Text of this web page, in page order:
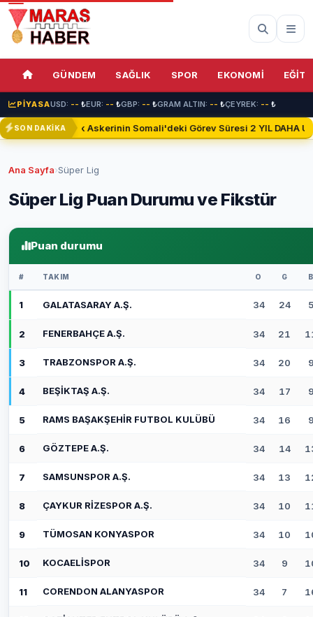
GÜNDEM SAĞLIK SPOR EKONOMİ
PİYASAUSD: -- ₺EUR: -- ₺GBP: -- ₺GRAM ALTIN: -- ₺ÇEYREK: -- ₺
SON DAKİKATürk Askerinin Somali'deki Görev Süresi 2 YIL DAHA
Ana Sayfa›Süper Lig
Süper Lig Puan Durumu ve Fikstür
Puan durumu
# TAKIM O G B
1 GALATASARAY A.Ş. 34 24
2 FENERBAHÇE A.Ş. 34 21
3 TRABZONSPOR A.Ş. 34 20
4 BEŞİKTAŞ A.Ş. 34 17
5 RAMS BAŞAKŞEHİR FUTBOL KULÜBÜ 34 16
6 GÖZTEPE A.Ş. 34 14
7 SAMSUNSPOR A.Ş. 34 13
8 ÇAYKUR RİZESPOR A.Ş. 34 10
9 TÜMOSAN KONYASPOR 34 10
10 KOCAELİSPOR 34 9
11 CORENDON ALANYASPOR 34 7